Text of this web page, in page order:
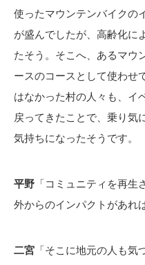
使ったマウンテンバイクの
が盛んでしたが、高齢化に
たそう。そこへ、あるマウ
ースのコースとして使わせ
はなかった村の人々も、イ
戻ってきたことで、乗り気
気持ちになったそうです。
平野 「コミュニティを再生
外からのインパクトがあれ
二宮 「そこに地元の人も